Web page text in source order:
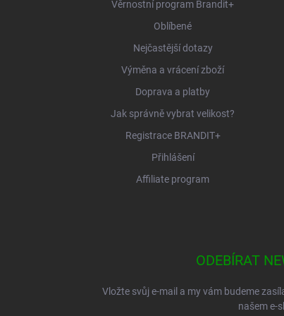
Věrnostní program Brandit+
Oblíbené
Nejčastější dotazy
Výměna a vrácení zboží
Doprava a platby
Jak správně vybrat velikost?
Registrace BRANDIT+
Přihlášení
Affiliate program
ODEBÍRAT
Vložte svůj e-mail a my vám budeme
našem e-